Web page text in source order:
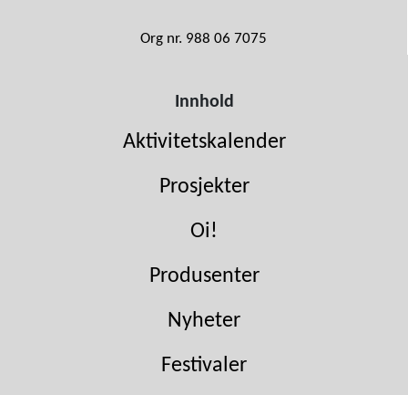
Org nr. 988 06 7075
Innhold
Aktivitetskalender
Prosjekter
Oi!
Produsenter
Nyheter
Festivaler